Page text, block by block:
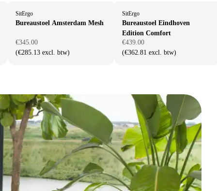
SitErgo
Bureaustoel Amsterdam Mesh
€345.00
(€285.13 excl. btw)
SitErgo
Bureaustoel Eindhoven
Edition Comfort
€439.00
(€362.81 excl. btw)